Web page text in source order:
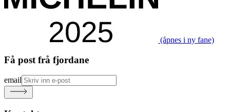
(åpnes i ny fane)
Få post frå fjordane
email